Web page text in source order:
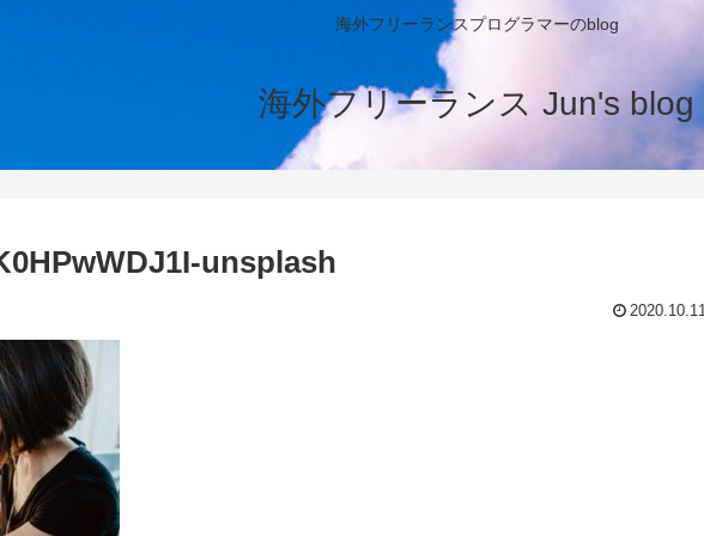
海外フリーランスプログラマーのblog
海外フリーランス Jun's blog
unsplash
2020.10.11